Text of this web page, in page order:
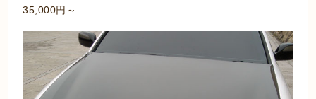
35,000円～